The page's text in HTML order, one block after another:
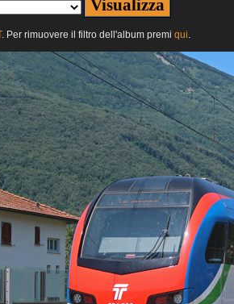
. Per rimuovere il filtro dell'album premi qui.